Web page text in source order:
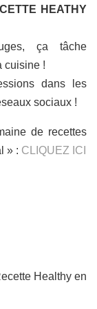
HEATHY
ça tâche
cuisine !
dans les
sociaux !
de recettes
» : CLIQUEZ ICI
Healthy en